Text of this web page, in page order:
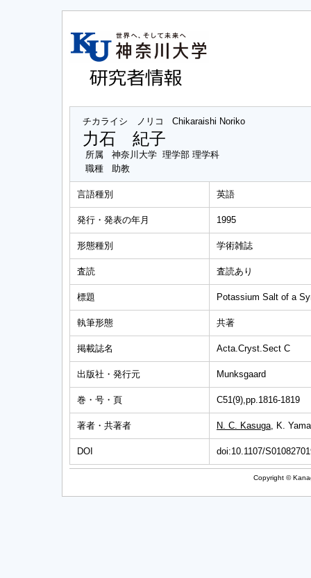
チカライシ ノリコ Chikaraishi Noriko
力石 紀子
所属
神奈川大学 理学部 理学科
職種
助教
言語種別 英語
発行・発表の年月 1995
形態種別 学術雑誌
査読 査読あり
標題 Potassium Salt of a
執筆形態 共著
掲載誌名 Acta.Cryst.Sect C
出版社・発行元 Munksgaard
巻・号・頁 C51(9),pp.1816-1819
著者・共著者 N. C. Kasuga, K.
DOI doi:10.1107/
Copyright ©